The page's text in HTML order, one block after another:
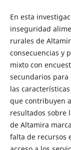
En esta
inseguridad
rurales de
consecuencias y
mixto con
secundarios
las
que contribuyen
resultados sobre
de Altamira
falta de recursos